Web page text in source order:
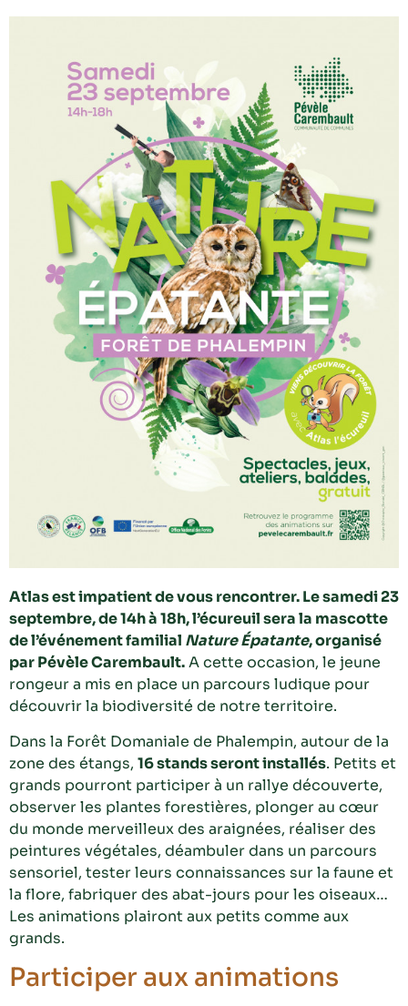
Atlas est impatient de vous rencontrer. Le samedi 23
septembre, de 14h à 18h, l’écureuil sera la mascotte
de l’événement familial Nature Épatante, organisé
par Pévèle Carembault.A cette occasion, le jeune
rongeur a mis en place un parcours ludique pour
découvrir la biodiversité de notre territoire.
Dans la Forêt Domaniale de Phalempin, autour de la
zone des étangs, 16 stands seront installés. Petits et
grands pourront participer à un rallye découverte,
observer les plantes forestières, plonger au cœur
du monde merveilleux des araignées, réaliser des
peintures végétales, déambuler dans un parcours
sensoriel, tester leurs connaissances sur la faune et
la flore, fabriquer des abat-jours pour les oiseaux…
Les animations plairont aux petits comme aux
grands.
Participer aux animations